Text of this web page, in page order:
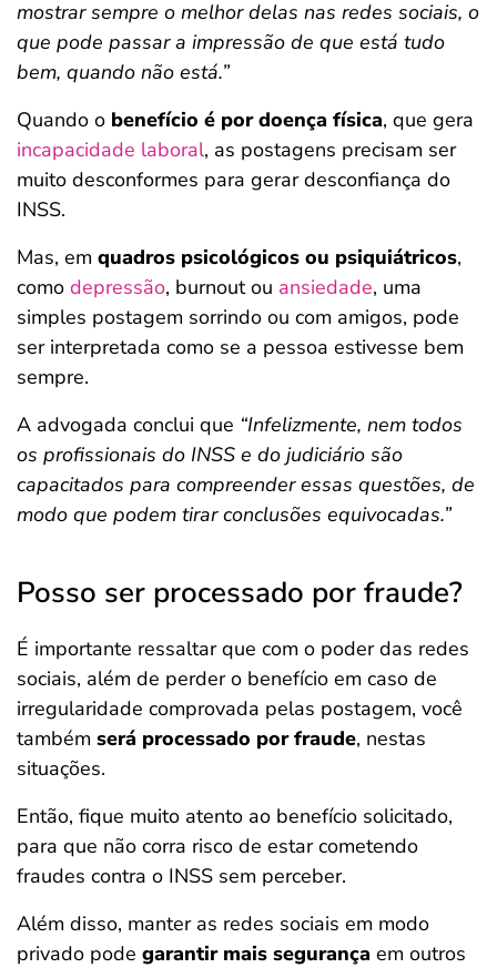
mostrar sempre o melhor delas nas redes sociais, o
que pode passar a impressão de que está tudo
bem, quando não está.”
Quando o benefício é por doença física, que gera
incapacidade laboral, as postagens precisam ser
muito desconformes para gerar desconfiança do
INSS.
Mas, em quadros psicológicos ou psiquiátricos,
como depressão, burnout ou ansiedade, uma
simples postagem sorrindo ou com amigos, pode
ser interpretada como se a pessoa estivesse bem
sempre.
A advogada conclui que “Infelizmente, nem todos
os profissionais do INSS e do judiciário são
capacitados para compreender essas questões, de
modo que podem tirar conclusões equivocadas.”
Posso ser processado por fraude?
É importante ressaltar que com o poder das redes
sociais, além de perder o benefício em caso de
irregularidade comprovada pelas postagem, você
também será processado por fraude, nestas
situações.
Então, fique muito atento ao benefício solicitado,
para que não corra risco de estar cometendo
fraudes contra o INSS sem perceber.
Além disso, manter as redes sociais em modo
privado pode garantir mais segurança em outros